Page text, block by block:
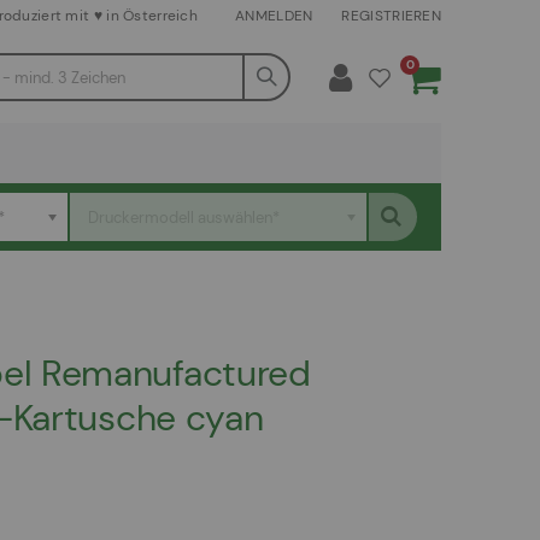
mit ♥ in Österreich ANMELDEN REGISTRIEREN
Warenkorb
0Artikel
Remanufactured
cyan